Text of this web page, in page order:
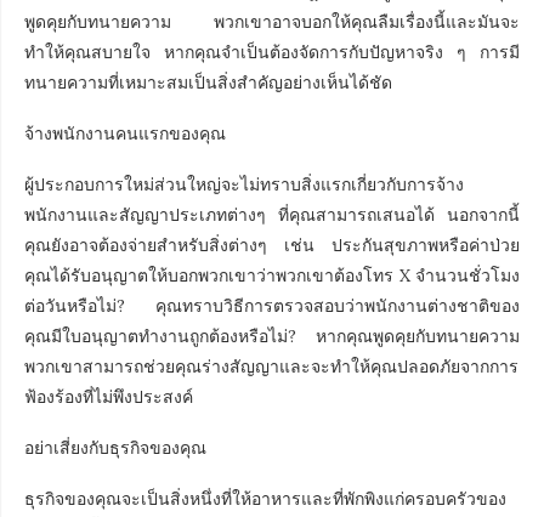
พูดคุยกับทนายความ พวกเขาอาจบอกให้คุณลืมเรื่องนี้และมันจะ
ทำให้คุณสบายใจ หากคุณจำเป็นต้องจัดการกับปัญหาจริง ๆ การมี
ทนายความที่เหมาะสมเป็นสิ่งสำคัญอย่างเห็นได้ชัด
จ้างพนักงานคนแรกของคุณ
ผู้ประกอบการใหม่ส่วนใหญ่จะไม่ทราบสิ่งแรกเกี่ยวกับการจ้าง
พนักงานและสัญญาประเภทต่างๆ ที่คุณสามารถเสนอได้ นอกจากนี้
คุณยังอาจต้องจ่ายสำหรับสิ่งต่างๆ เช่น ประกันสุขภาพหรือค่าป่วย
คุณได้รับอนุญาตให้บอกพวกเขาว่าพวกเขาต้องโทร X จำนวนชั่วโมง
ต่อวันหรือไม่? คุณทราบวิธีการตรวจสอบว่าพนักงานต่างชาติของ
คุณมีใบอนุญาตทำงานถูกต้องหรือไม่? หากคุณพูดคุยกับทนายความ
พวกเขาสามารถช่วยคุณร่างสัญญาและจะทำให้คุณปลอดภัยจากการ
ฟ้องร้องที่ไม่พึงประสงค์
อย่าเสี่ยงกับธุรกิจของคุณ
ธุรกิจของคุณจะเป็นสิ่งหนึ่งที่ให้อาหารและที่พักพิงแก่ครอบครัวของ